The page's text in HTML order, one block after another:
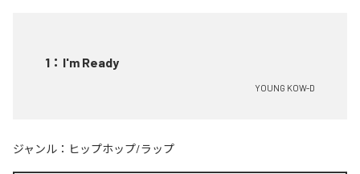
1 ： I'm Ready
YOUNG KOW-D
ジャンル： ヒップホップ/ラップ